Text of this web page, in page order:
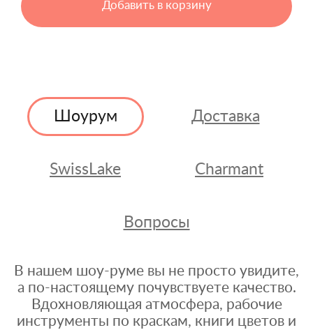
Добавить в корзину
Шоурум Доставка
SwissLake Charmant
Вопросы
В нашем шоу-руме вы не просто увидите,
а по-настоящему почувствуете качество.
Вдохновляющая атмосфера, рабочие
инструменты по краскам, книги цветов и